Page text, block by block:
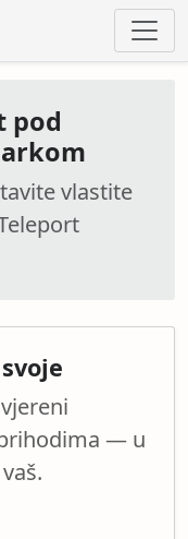
pod
vlastite
— u